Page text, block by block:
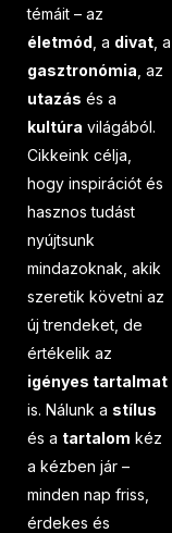
témáit – az
életmód , a divat , a
gasztronómia , az
utazás és a
kultúra világából.
Cikkeink célja,
hogy inspirációt és
hasznos tudást
nyújtsunk
mindazoknak, akik
szeretik követni az
új trendeket, de
értékelik az
igényes tartalmat
is. Nálunk a stílus
és a tartalom kéz
a kézben jár –
minden nap friss,
érdekes és